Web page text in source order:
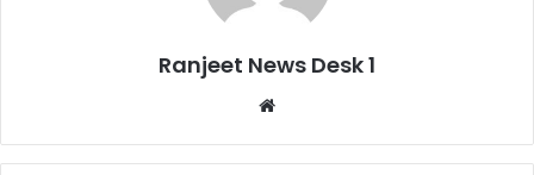
Ranjeet News Desk 1
te